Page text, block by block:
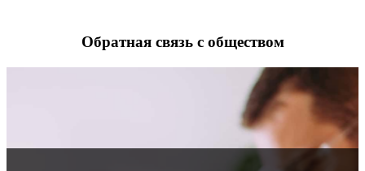
Обратная связь с обществом